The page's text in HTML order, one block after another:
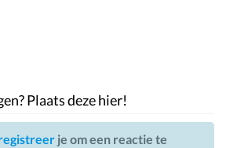
Plaats deze hier!
je om een reactie te